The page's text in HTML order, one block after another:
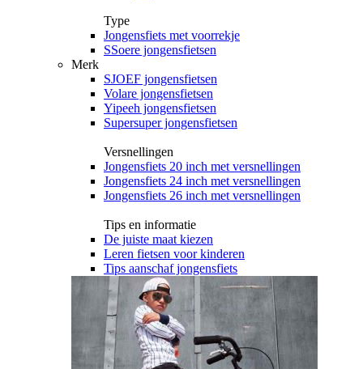
Type
Jongensfiets met voorrekje
SSoere jongensfietsen
Merk
SJOEF jongensfietsen
Volare jongensfietsen
Yipeeh jongensfietsen
Supersuper jongensfietsen
Versnellingen
Jongensfiets 20 inch met versnellingen
Jongensfiets 24 inch met versnellingen
Jongensfiets 26 inch met versnellingen
Tips en informatie
De juiste maat kiezen
Leren fietsen voor kinderen
Tips aanschaf jongensfiets